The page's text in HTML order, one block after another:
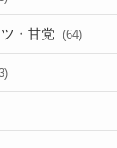
・甘党 (64)